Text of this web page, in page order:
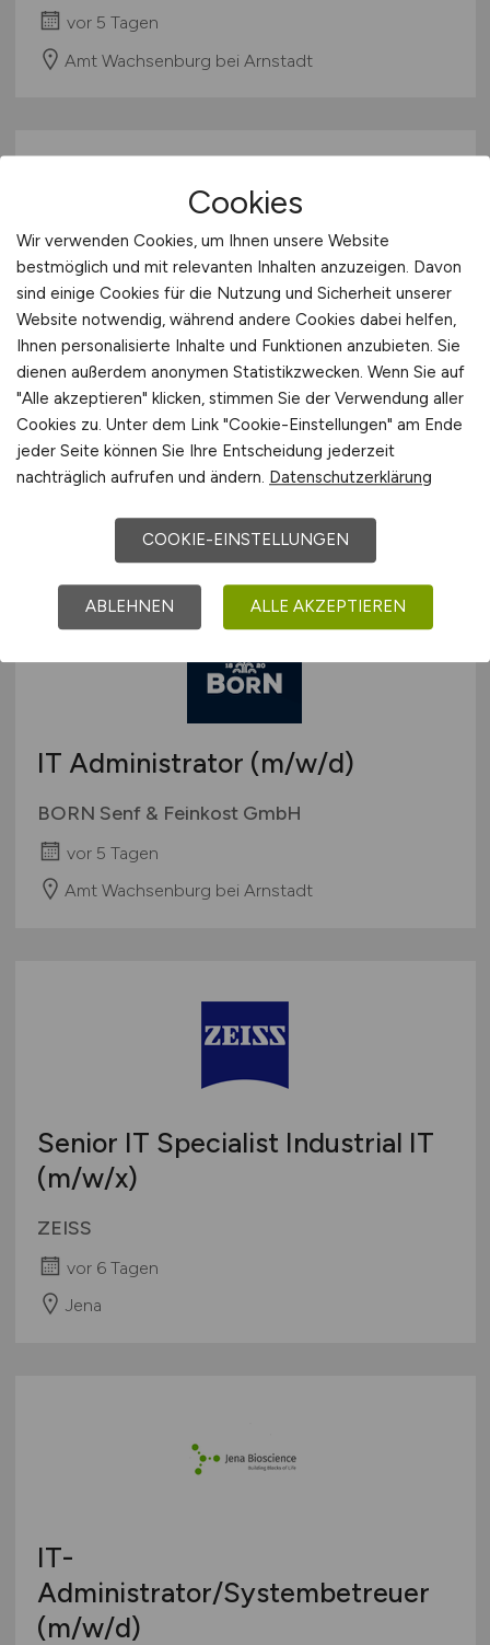
vor 5 Tagen
Amt Wachsenburg bei Arnstadt
Senior Data Scientist(m/w/x) –
Schwerpunkt Spektroskopie &
Agronomie
ZEISS
vor 5 Tagen
IT Administrator (m/w/d)
BORN Senf & Feinkost GmbH
vor 5 Tagen
Amt Wachsenburg bei Arnstadt
Senior IT Specialist Industrial IT
(m/w/x)
ZEISS
vor 6 Tagen
Jena
IT-
Administrator/Systembetreuer
(m/w/d)
Cookies
Wir verwenden Cookies, um Ihnen unsere Website
bestmöglich und mit relevanten Inhalten anzuzeigen. Davon
sind einige Cookies für die Nutzung und Sicherheit unserer
Website notwendig, während andere Cookies dabei helfen,
Ihnen personalisierte Inhalte und Funktionen anzubieten. Sie
dienen außerdem anonymen Statistikzwecken. Wenn Sie auf
"Alle akzeptieren" klicken, stimmen Sie der Verwendung aller
Cookies zu. Unter dem Link "Cookie-Einstellungen" am Ende
jeder Seite können Sie Ihre Entscheidung jederzeit
nachträglich aufrufen und ändern. Datenschutzerklärung
COOKIE-EINSTELLUNGEN
ABLEHNEN ALLE AKZEPTIEREN